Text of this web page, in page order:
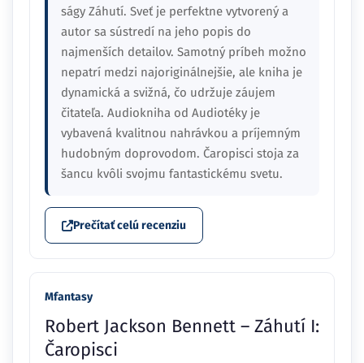
ságy Záhutí. Sveť je perfektne vytvorený a
autor sa sústredí na jeho popis do
najmenších detailov. Samotný príbeh možno
nepatrí medzi najoriginálnejšie, ale kniha je
dynamická a svižná, čo udržuje záujem
čitateľa. Audiokniha od Audiotéky je
vybavená kvalitnou nahrávkou a príjemným
hudobným doprovodom. Čaropisci stoja za
šancu kvôli svojmu fantastickému svetu.
Prečítať celú recenziu
Mfantasy
Robert Jackson Bennett – Záhutí I:
Čaropisci